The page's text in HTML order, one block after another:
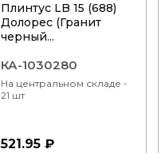
Плинтус LB 15 (688)
Долорес (Гранит
черный...
КА-1030280
На центральном складе -
21 шт
521.95 ₽